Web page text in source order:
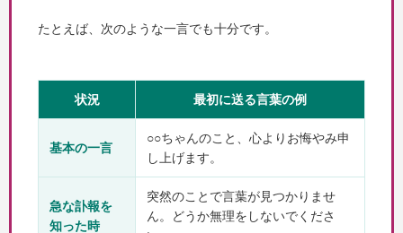
たとえば、次のような一言でも十分です。
状況 最初に送る言葉の例
基本の一言
○○ちゃんのこと、心よりお悔やみ申
し上げます。
急な訃報を
知った時
突然のことで言葉が見つかりませ
ん。どうか無理をしないでくださ